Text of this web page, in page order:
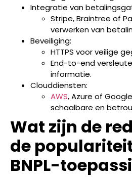
Integratie van
Stripe, Braintree of
verwerken van
Beveiliging:
HTTPS voor veilige
End-to-end
informatie.
Clouddiensten:
AWS, Azure of
schaalbare en
Wat zijn de
de
BNPL-